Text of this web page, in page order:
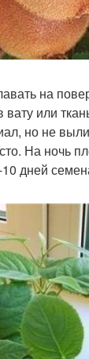
на
вату или
но не
На ночь
дней